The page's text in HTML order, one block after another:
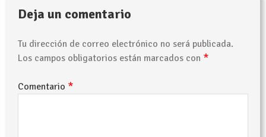
Deja un comentario
Tu dirección de correo electrónico no será publicada.
Los campos obligatorios están marcados con *
Comentario *